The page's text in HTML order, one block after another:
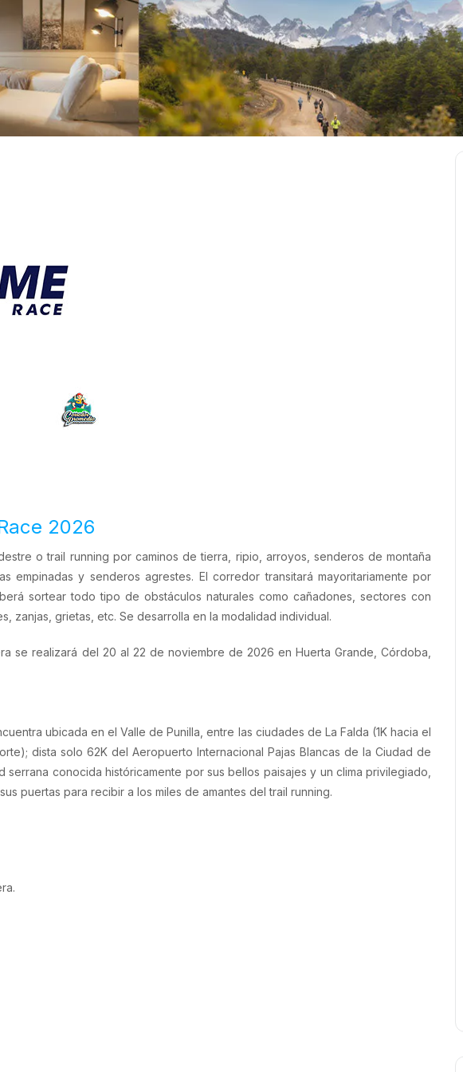
2026
o trail running por caminos de tierra, ripio, arroyos, senderos de montaña
empinadas y senderos agrestes. El corredor transitará mayoritariamente por
sortear todo tipo de obstáculos naturales como cañadones, sectores con
zanjas, grietas, etc. Se desarrolla en la modalidad individual.
se realizará del 20 al 22 de noviembre de 2026 en Huerta Grande, Córdoba,
ubicada en el Valle de Punilla, entre las ciudades de La Falda (1K hacia el
dista solo 62K del Aeropuerto Internacional Pajas Blancas de la Ciudad de
serrana conocida históricamente por sus bellos paisajes y un clima privilegiado,
puertas para recibir a los miles de amantes del trail running.
.